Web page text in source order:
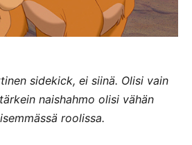
sidekick, ei siinä. Olisi vain
naishahmo olisi vähän
roolissa.